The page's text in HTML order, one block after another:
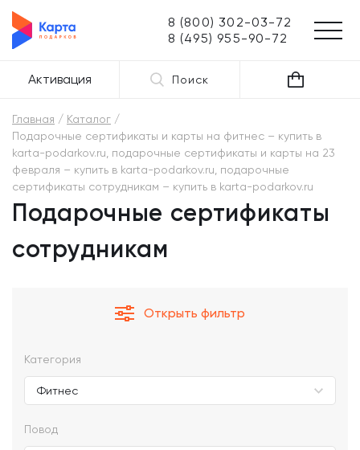
8 (800) 302-03-72
8 (495) 955-90-72
Активация Поиск
Главная
Каталог
Подарочные сертификаты и карты на фитнес – купить в
karta-podarkov.ru, подарочные сертификаты и карты на 23
февраля – купить в karta-podarkov.ru, подарочные
сертификаты сотрудникам – купить в karta-podarkov.ru
Подарочные сертификаты
сотрудникам
Открыть фильтр
Категория
Повод